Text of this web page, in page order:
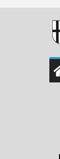
Skip